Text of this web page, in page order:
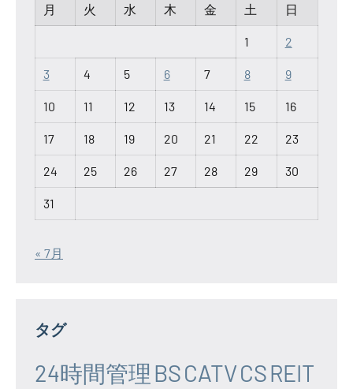
月
火 水 木 金 土 日
1 2
3 4 5 6 7 8 9
10 11 12 13 14 15 16
17 18 19 20 21 22 23
24 25 26 27 28 29 30
31
« 7月
タグ
24時間管理 BSCATVCSREIT